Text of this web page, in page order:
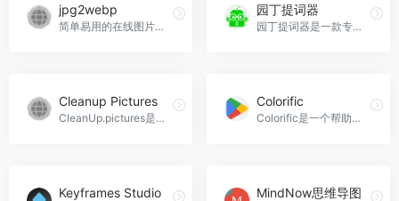
jpg2webp
简单易用的在线图片格式转换工具，支持JPG、Webp、Png等格式，无需注册。
园丁提词器
园丁提词器是一款专业易用的Windows提词软件，适用于直播、录制和演讲，具备AI智能跟读等功能。
Cleanup Pictures
CleanUp.pictures是一款开源在线工具，快速删除图片中不需要的部分。
Colorific
Colorific是一个帮助用户生成对比和和谐色板的在线工具。
Keyframes Studio MindNow思维导图